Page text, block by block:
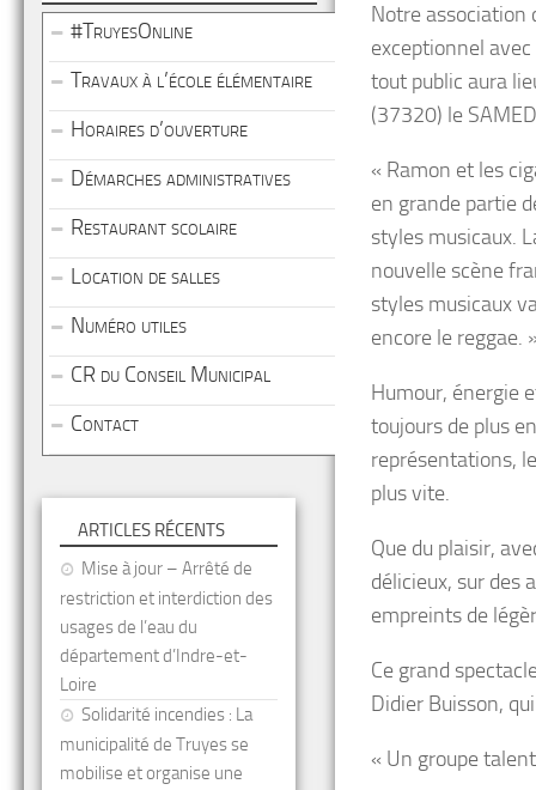
Notre association
exceptionnel avec
tout public aura
(37320) le
« Ramon et les
en grande partie
styles musicaux.
nouvelle scène
styles musicaux
encore le reggae.
Humour, énergie
toujours de plus
représentations,
plus vite.
Que du plaisir,
délicieux, sur des
empreints de
Ce grand
Didier Buisson,
« Un groupe
#TruyesOnline
Travaux à l’école élémentaire
Horaires d’ouverture
Démarches administratives
Restaurant scolaire
Location de salles
Numéro utiles
CR du Conseil Municipal
Contact
ARTICLES RÉCENTS
Mise à jour – Arrêté de
restriction et interdiction des
usages de l’eau du
département d’Indre-et-
Loire
Solidarité incendies : La
municipalité de Truyes se
mobilise et organise une